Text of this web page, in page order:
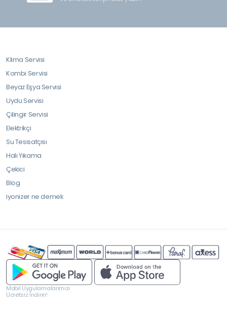
Klima Servisi
Kombi Servisi
Beyaz Eşya Servisi
Uydu Servisi
Çilingir Servisi
Elektrikçi
Su Tesisatçısı
Halı Yıkama
Çekici
Blog
iyonizer ne demek
Mobil Uygulamalarımızı
Ücretsiz İndirin!